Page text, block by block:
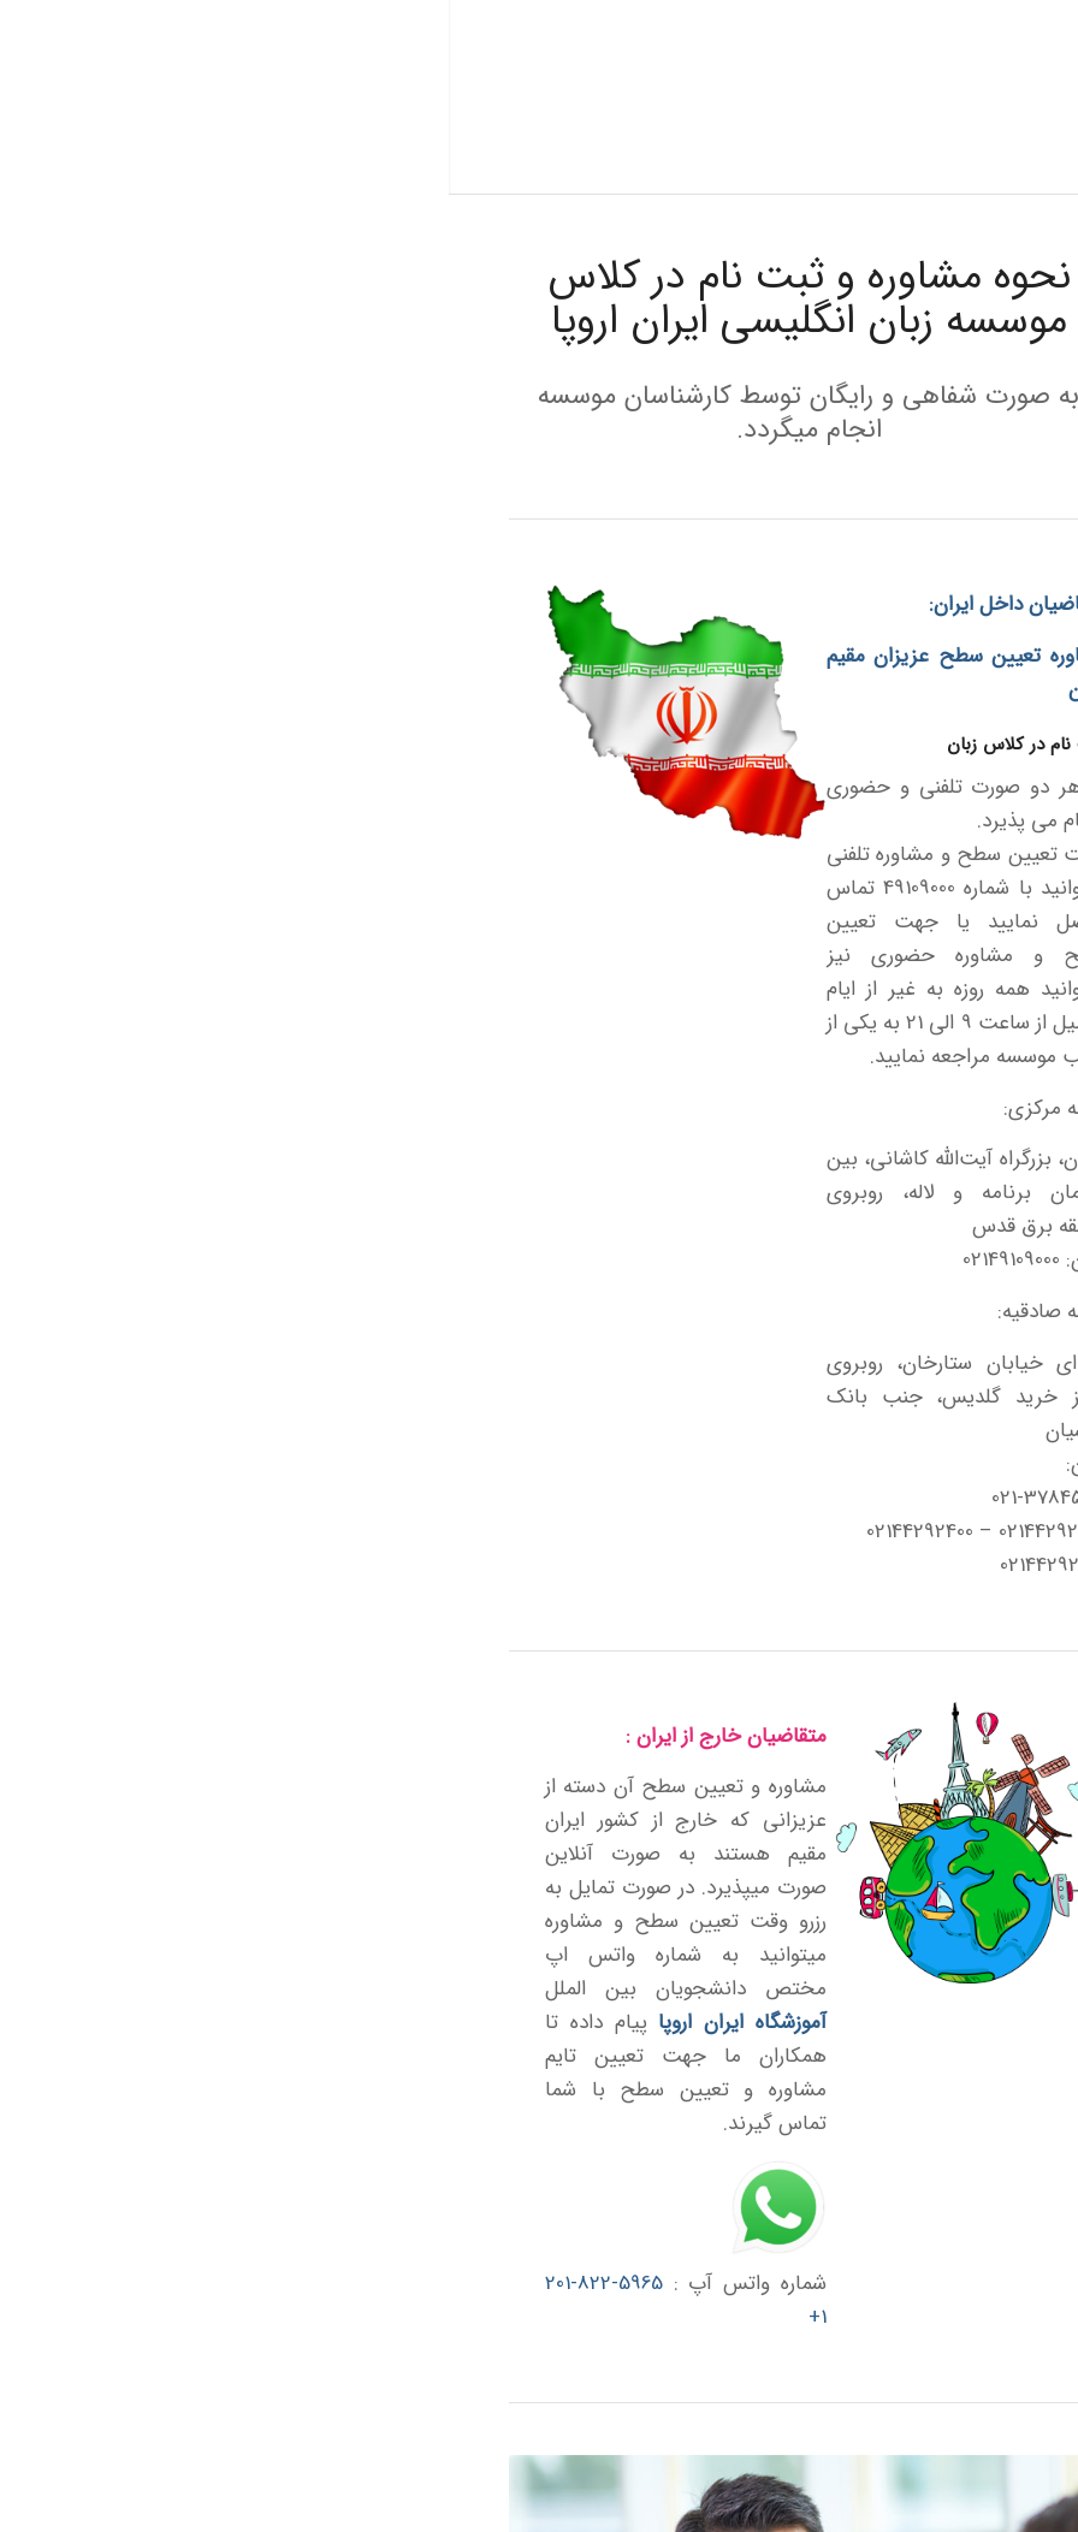
نحوه مشاوره و ثبت نام در کلاس
موسسه زبان انگلیسی ایران اروپا
به صورت شفاهی و رایگان توسط کارشناسان موسسه
انجام میگردد.
داخل ایران:
تعیین سطح عزیزان مقیم
در کلاس زبان
دو صورت تلفنی و حضوری
می پذیرد.
تعیین سطح و مشاوره تلفنی
میتوانید با شماره 49109000 تماس
نمایید یا جهت تعیین
و مشاوره حضوری نیز
همه روزه به غیر از ایام
تعطیل از ساعت 9 الی 21 به یکی از
موسسه مراجعه نمایید.
مرکزی:
بزرگراه آیت‌الله کاشانی، بین
برنامه و لاله، روبروی
برق قدس
صادقیه:
خیابان ستارخان، روبروی
خرید گلدیس، جنب بانک
021-
02144292300 –
متقاضیان خارج از ایران :
مشاوره و تعیین سطح آن دسته از
عزیزانی که خارج از کشور ایران
مقیم هستند به صورت آنلاین
صورت میپذیرد. در صورت تمایل به
رزرو وقت تعیین سطح و مشاوره
میتوانید به شماره واتس اپ
مختص دانشجویان بین الملل
آموزشگاه ایران اروپا پیام داده تا
همکاران ما جهت تعیین تایم
مشاوره و تعیین سطح با شما
تماس گیرند.
شماره واتس آپ :
5965-822-201
1+